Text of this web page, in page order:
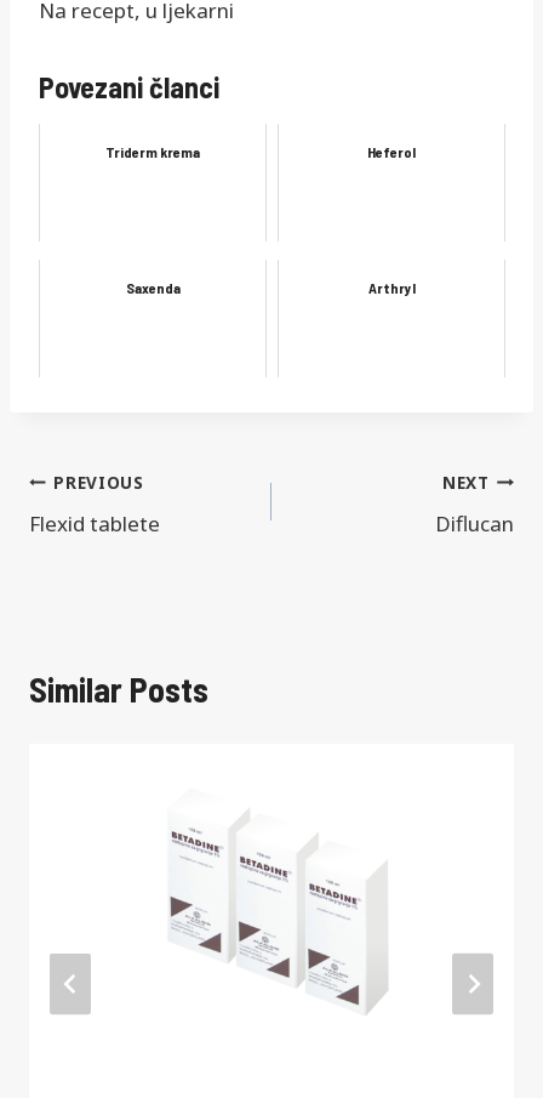
Na recept, u ljekarni
Povezani članci
Triderm krema Heferol
Saxenda Arthryl
Navigacija
objava
PREVIOUS
Flexid tablete
NEXT
Diflucan
Similar Posts